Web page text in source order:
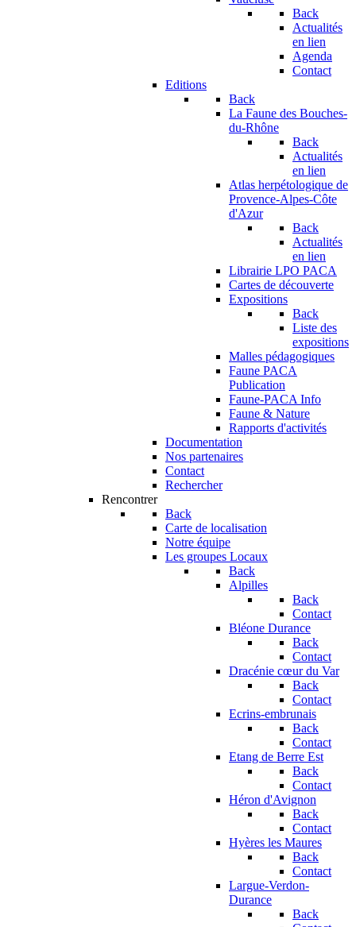
Back
Actualités
en lien
Agenda
Contact
Editions
Back
La Faune des Bouches-
du-Rhône
Back
Actualités
en lien
Atlas herpétologique de
Provence-Alpes-Côte
d'Azur
Back
Actualités
en lien
Librairie LPO PACA
Cartes de découverte
Expositions
Back
Liste des
expositions
Malles pédagogiques
Faune PACA
Publication
Faune-PACA Info
Faune & Nature
Rapports d'activités
Documentation
Nos partenaires
Contact
Rechercher
Rencontrer
Back
Carte de localisation
Notre équipe
Les groupes Locaux
Back
Alpilles
Back
Contact
Bléone Durance
Back
Contact
Dracénie cœur du Var
Back
Contact
Ecrins-embrunais
Back
Contact
Etang de Berre Est
Back
Contact
Héron d'Avignon
Back
Contact
Hyères les Maures
Back
Contact
Largue-Verdon-
Durance
Back